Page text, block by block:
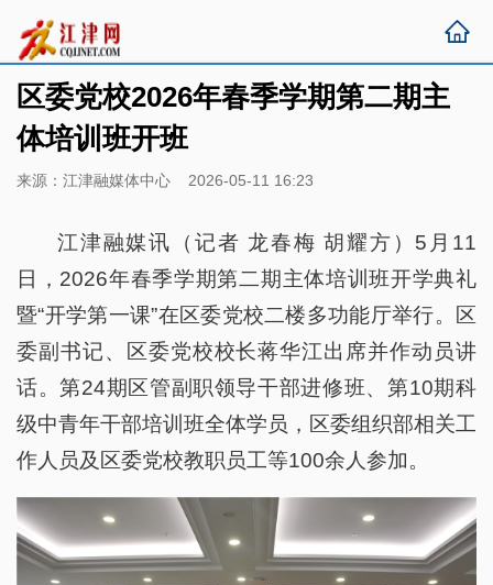
区委党校2026年春季学期第二期主
体培训班开班
来源：江津融媒体中心 2026-05-11 16:23
江津融媒讯（记者 龙春梅 胡耀方）5月11
日，2026年春季学期第二期主体培训班开学典礼
暨“开学第一课”在区委党校二楼多功能厅举行。区
委副书记、区委党校校长蒋华江出席并作动员讲
话。第24期区管副职领导干部进修班、第10期科
级中青年干部培训班全体学员，区委组织部相关工
作人员及区委党校教职员工等100余人参加。